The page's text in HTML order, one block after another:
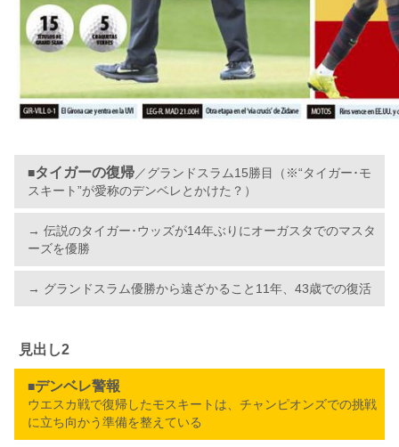
■タイガーの復帰／グランドスラム15勝目（※“タイガー･モ
スキート”が愛称のデンベレとかけた？）
→ 伝説のタイガー･ウッズが14年ぶりにオーガスタでのマスタ
ーズを優勝
→ グランドスラム優勝から遠ざかること11年、43歳での復活
見出し2
■デンベレ警報
ウエスカ戦で復帰したモスキートは、チャンピオンズでの挑戦
に立ち向かう準備を整えている